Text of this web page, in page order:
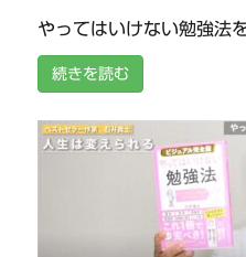
やってはいけない勉強法
続きを読む